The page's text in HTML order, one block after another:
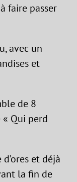
faire passer
avec un
et
de 8
Qui perd
et déjà
la fin de